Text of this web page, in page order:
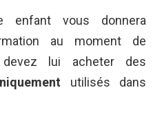
enfant vous donnera
au moment de
devez lui acheter des
utilisés dans